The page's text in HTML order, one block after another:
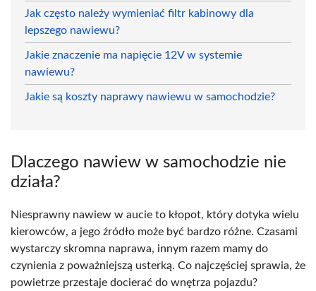
Jak często należy wymieniać filtr kabinowy dla
lepszego nawiewu?
Jakie znaczenie ma napięcie 12V w systemie
nawiewu?
Jakie są koszty naprawy nawiewu w samochodzie?
Dlaczego nawiew w samochodzie nie
działa?
Niesprawny nawiew w aucie to kłopot, który dotyka wielu
kierowców, a jego źródło może być bardzo różne. Czasami
wystarczy skromna naprawa, innym razem mamy do
czynienia z poważniejszą usterką. Co najczęściej sprawia, że
powietrze przestaje docierać do wnętrza pojazdu?